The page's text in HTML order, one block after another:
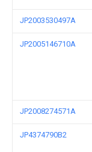
JP2003530497A
JP2005146710A
JP2008274571A
JP4374790B2